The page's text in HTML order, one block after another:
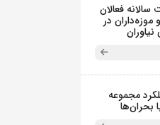
فعالان
در
مجموعه
بحران‌ها